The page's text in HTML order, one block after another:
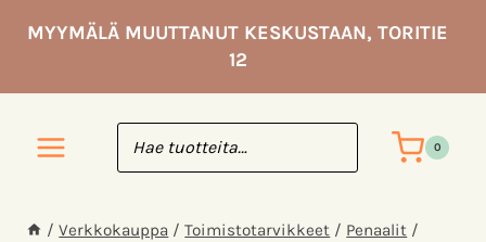
sisältöön
MYYMÄLÄ MUUTTANUT KESKUSTAAN, TORITIE
12
0
/ Verkkokauppa / Toimisto­tarvikkeet / Penaalit /